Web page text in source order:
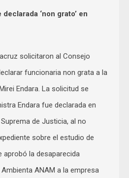
‘non grato’ en
solicitaron al Consejo
funcionaria non grata a la
Endara. La solicitud se
Endara fue declarada en
de Justicia, al no
sobre el estudio de
aprobó la desaparecida
ANAM a la empresa